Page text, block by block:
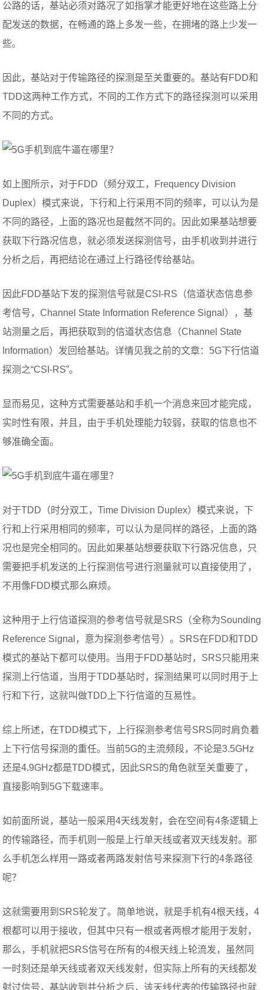
公路的话，基站必须对路况了如指掌才能更好地在这些路上分
配发送的数据，在畅通的路上多发一些，在拥堵的路上少发一
些。
因此，基站对于传输路径的探测是至关重要的。基站有FDD和
TDD这两种工作方式，不同的工作方式下的路径探测可以采用
不同的方式。
如上图所示，对于FDD（频分双工，Frequency Division
Duplex）模式来说，下行和上行采用不同的频率，可以认为是
不同的路径，上面的路况也是截然不同的。因此如果基站想要
获取下行路况信息，就必须发送探测信号，由手机收到并进行
分析之后，再把结论在通过上行路径传给基站。
因此FDD基站下发的探测信号就是CSI-RS（信道状态信息参
考信号，Channel State Information Reference Signal），基
站测量之后，再把获取到的信道状态信息（Channel State
Information）发回给基站。详情见我之前的文章：5G下行信道
探测之“CSI-RS”。
显而易见，这种方式需要基站和手机一个消息来回才能完成，
实时性有限，并且，由于手机处理能力较弱，获取的信息也不
够准确全面。
对于TDD（时分双工，Time Division Duplex）模式来说，下
行和上行采用相同的频率，可以认为是同样的路径，上面的路
况也是完全相同的。因此如果基站想要获取下行路况信息，只
需要把手机发送的上行探测信号进行测量就可以直接使用了，
不用像FDD模式那么麻烦。
这种用于上行信道探测的参考信号就是SRS（全称为Sounding
Reference Signal，意为探测参考信号）。SRS在FDD和TDD
模式的基站下都可以使用。当用于FDD基站时，SRS只能用来
探测上行信道，当用于TDD基站时，探测结果可以同时用于上
行和下行，这就叫做TDD上下行信道的互易性。
综上所述，在TDD模式下，上行探测参考信号SRS同时肩负着
上下行信号探测的重任。当前5G的主流频段，不论是3.5GHz
还是4.9GHz都是TDD模式，因此SRS的角色就至关重要了，
直接影响到5G下载速率。
如前面所说，基站一般采用4天线发射，会在空间有4条逻辑上
的传输路径，而手机则一般是上行单天线或者双天线发射。那
么手机怎么样用一路或者两路发射信号来探测下行的4条路径
呢？
这就需要用到SRS轮发了。简单地说，就是手机有4根天线，4
根都可以用于接收，但其中只有一根或者两根才能用于发射，
那么，手机就把SRS信号在所有的4根天线上轮流发，虽然同
一时刻还是单天线或者双天线发射，但实际上所有的天线都发
射过信号，基站收到并分析之后，该天线代表的传输路径也就